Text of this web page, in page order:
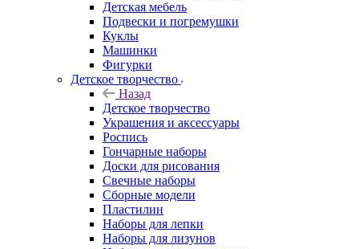
Детская мебель
Подвески и погремушки
Куклы
Машинки
Фигурки
Детское творчество
Назад
Детское творчество
Украшения и аксессуары
Роспись
Гончарные наборы
Доски для рисования
Свечные наборы
Сборные модели
Пластилин
Наборы для лепки
Наборы для лизунов